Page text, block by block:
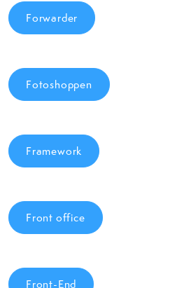
Forwarder
Fotoshoppen
Framework
Front office
Front-End